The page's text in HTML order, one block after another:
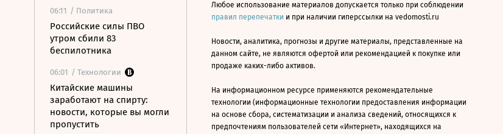
06:11 / Политика
Российские силы ПВО
утром сбили 83
беспилотника
06:01 / Технологии
Китайские машины
заработают на спирту:
новости, которые вы могли
пропустить
Любое использование материалов допускается только при соблюдении
правил перепечатки и при наличии гиперссылки на vedomosti.ru
Новости, аналитика, прогнозы и другие материалы, представленные на
данном сайте, не являются офертой или рекомендацией к покупке или
продаже каких-либо активов.
На информационном ресурсе применяются рекомендательные
технологии (информационные технологии предоставления информации
на основе сбора, систематизации и анализа сведений, относящихся к
предпочтениям пользователей сети «Интернет», находящихся на